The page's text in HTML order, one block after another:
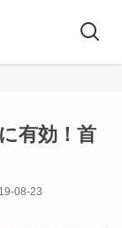
有効！首
08-23